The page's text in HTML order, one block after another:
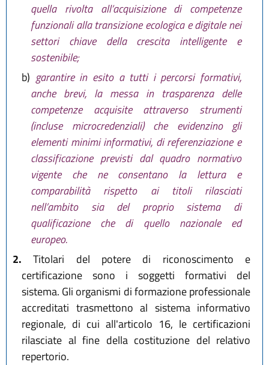
quella rivolta all’acquisizione di competenze
funzionali alla transizione ecologica e digitale nei
settori chiave della crescita intelligente e
sostenibile;
b) garantire in esito a tutti i percorsi formativi,
anche brevi, la messa in trasparenza delle
competenze acquisite attraverso strumenti
(incluse microcredenziali) che evidenzino gli
elementi minimi informativi, di referenziazione e
classificazione previsti dal quadro normativo
vigente che ne consentano la lettura e
comparabilità rispetto ai titoli rilasciati
nell’ambito sia del proprio sistema di
qualificazione che di quello nazionale ed
europeo.
2. Titolari del potere di riconoscimento e
certificazione sono i soggetti formativi del
sistema. Gli organismi di formazione professionale
accreditati trasmettono al sistema informativo
regionale, di cui all'articolo 16, le certificazioni
rilasciate al fine della costituzione del relativo
repertorio.